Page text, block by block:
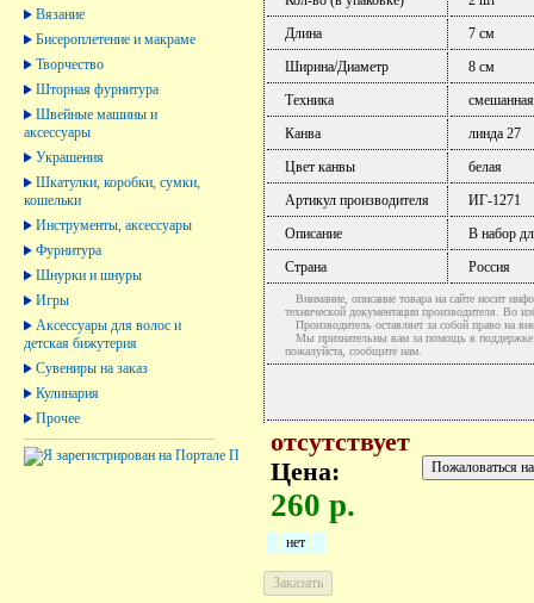
Вязание
Бисероплетение и макраме
Творчество
Шторная фурнитура
Швейные машины и
аксессуары
Украшения
Шкатулки, коробки, сумки,
кошельки
Инструменты, аксессуары
Фурнитура
Шнурки и шнуры
Игры
Аксессуары для волос и
детская бижутерия
Сувениры на заказ
Кулинария
Прочее
Длина
7 см
Ширина/Диаметр
8 см
Техника
смешанная
Канва
линда 27
Цвет канвы
белая
Артикул производителя
ИГ-1271
Описание
В набор
Страна
Россия
Внимание, описание товара на сайте носит
технической документации производителя. Во
Производитель оставляет за собой право на
Мы признательны вам за помощь в поддержке
пожалуйста, сообщите нам.
отсутствует
Цена:
260 р.
нет